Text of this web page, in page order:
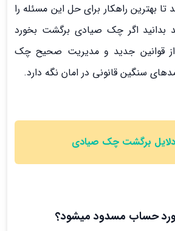
بهترین راهکار برای حل این مسئله را
بدانید اگر چک صیادی برگشت بخورد
قوانین جدید و مدیریت صحیح چک
سنگین قانونی در امان نگه دارد.
دلایل برگشت چک صیادی
حساب مسدود میشود؟